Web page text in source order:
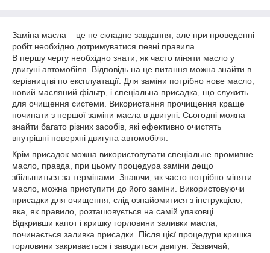
Заміна масла – це не складне завдання, але при проведенні
робіт необхідно дотримуватися певні правила.
В першу чергу необхідно знати, як часто міняти масло у
двигуні автомобіля. Відповідь на це питання можна знайти в
керівництві по експлуатації. Для заміни потрібно нове масло,
новий масляний фільтр, і спеціальна присадка, що служить
для очищення системи. Використання прочищення краще
починати з першої заміни масла в двигуні. Сьогодні можна
знайти багато різних засобів, які ефективно очистять
внутрішні поверхні двигуна автомобіля.
Крім присадок можна використовувати спеціальне промивне
масло, правда, при цьому процедура заміни дещо
збільшиться за термінами. Знаючи, як часто потрібно міняти
масло, можна приступити до його заміни. Використовуючи
присадки для очищення, слід ознайомитися з інструкцією,
яка, як правило, розташовується на самій упаковці.
Відкривши капот і кришку горловини заливки масла,
починається заливка присадки. Після цієї процедури кришка
горловини закривається і заводиться двигун. Зазвичай,